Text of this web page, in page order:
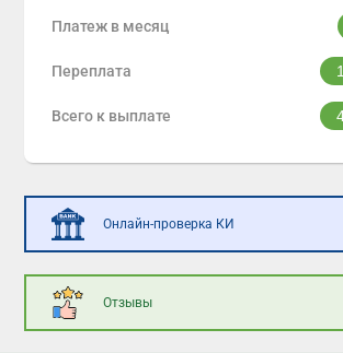
Платеж в месяц
Переплата
Всего к выплате
Онлайн-проверка КИ
Отзывы